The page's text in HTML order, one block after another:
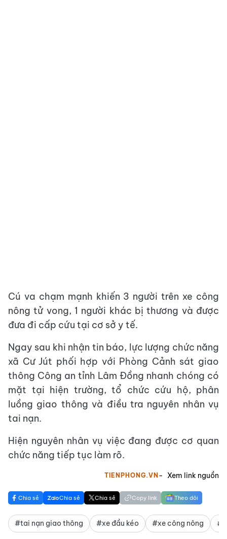
Cú va chạm mạnh khiến 3 người trên xe công
nông tử vong, 1 người khác bị thương và được
đưa đi cấp cứu tại cơ sở y tế.
Ngay sau khi nhận tin báo, lực lượng chức năng
xã Cư Jút phối hợp với Phòng Cảnh sát giao
thông Công an tỉnh Lâm Đồng nhanh chóng có
mặt tại hiện trường, tổ chức cứu hộ, phân
luồng giao thông và điều tra nguyên nhân vụ
tai nạn.
Hiện nguyên nhân vụ việc đang được cơ quan
chức năng tiếp tục làm rõ.
TIENPHONG.VN Xem link nguồn
Chia sẻ Chia sẻ Chia sẻ Copy link Theo dõi
#tai nạn giao thông #xe đầu kéo #xe công nông